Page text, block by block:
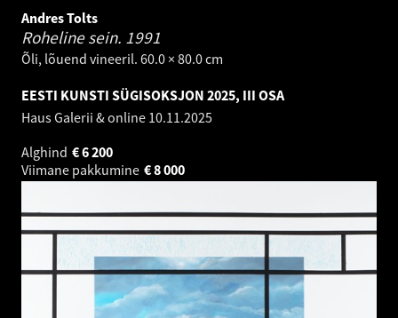
Andres Tolts
Roheline sein. 1991
Õli, lõuend vineeril. 60.0 × 80.0 cm
EESTI KUNSTI SÜGISOKSJON 2025, III OSA
Haus Galerii & online 10.11.2025
Alghind
6 200
€
Viimane pakkumine
8 000
€